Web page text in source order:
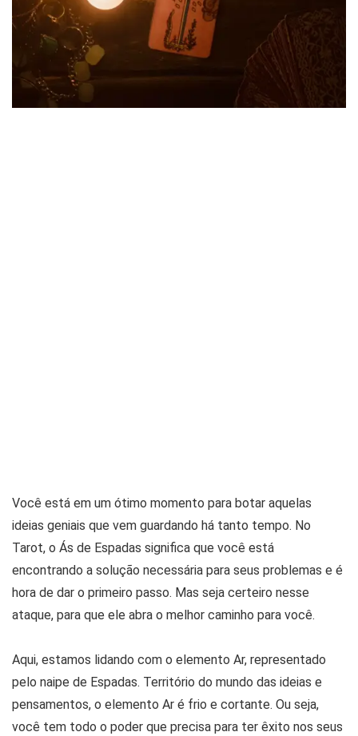
Você está em um ótimo momento para botar aquelas
ideias geniais que vem guardando há tanto tempo. No
Tarot, o Ás de Espadas significa que você está
encontrando a solução necessária para seus problemas e é
hora de dar o primeiro passo. Mas seja certeiro nesse
ataque, para que ele abra o melhor caminho para você.
Aqui, estamos lidando com o elemento Ar, representado
pelo naipe de Espadas. Território do mundo das ideias e
pensamentos, o elemento Ar é frio e cortante. Ou seja,
você tem todo o poder que precisa para ter êxito nos seus